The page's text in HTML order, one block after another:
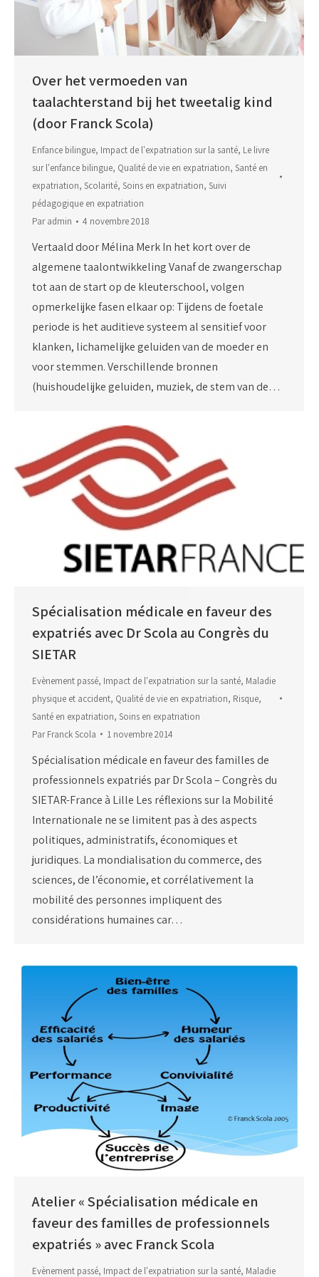
Over het vermoeden van
taalachterstand bij het tweetalig kind
(door Franck Scola)
Enfance bilingue, Impact de l'expatriation sur la santé, Le livre
sur l'enfance bilingue, Qualité de vie en expatriation, Santé en
expatriation, Scolarité, Soins en expatriation, Suivi
pédagogique en expatriation
Paradmin 4 novembre 2018
Vertaald door Mélina Merk In het kort over de
algemene taalontwikkeling Vanaf de zwangerschap
tot aan de start op de kleuterschool, volgen
opmerkelijke fasen elkaar op: Tijdens de foetale
periode is het auditieve systeem al sensitief voor
klanken, lichamelijke geluiden van de moeder en
voor stemmen. Verschillende bronnen
(huishoudelijke geluiden, muziek, de stem van de…
Spécialisation médicale en faveur des
expatriés avec Dr Scola au Congrès du
SIETAR
Evènement passé, Impact de l'expatriation sur la santé, Maladie
physique et accident, Qualité de vie en expatriation, Risque,
Santé en expatriation, Soins en expatriation
ParFranck Scola 1 novembre 2014
Spécialisation médicale en faveur des familles de
professionnels expatriés par Dr Scola – Congrès du
SIETAR-France à Lille Les réflexions sur la Mobilité
Internationale ne se limitent pas à des aspects
politiques, administratifs, économiques et
juridiques. La mondialisation du commerce, des
sciences, de l’économie, et corrélativement la
mobilité des personnes impliquent des
considérations humaines car…
Atelier « Spécialisation médicale en
faveur des familles de professionnels
expatriés » avec Franck Scola
Evènement passé, Impact de l'expatriation sur la santé, Maladie